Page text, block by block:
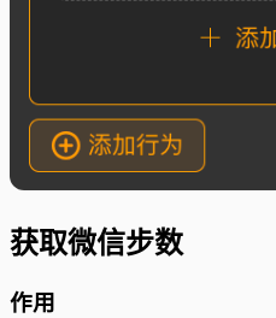
获取微信步数
作用